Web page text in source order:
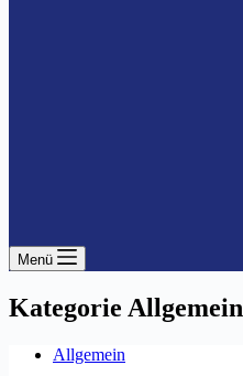
Menü
Kategorie Allgemein
Allgemein